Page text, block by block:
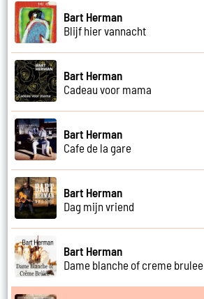
Bart Herman
Blijf hier vannacht
Bart Herman
Cadeau voor mama
Bart Herman
Cafe de la gare
Bart Herman
Dag mijn vriend
Bart Herman
Dame blanche of creme brulee